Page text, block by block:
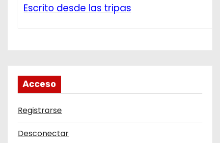
Escrito desde las tripas
Acceso
Registrarse
Desconectar